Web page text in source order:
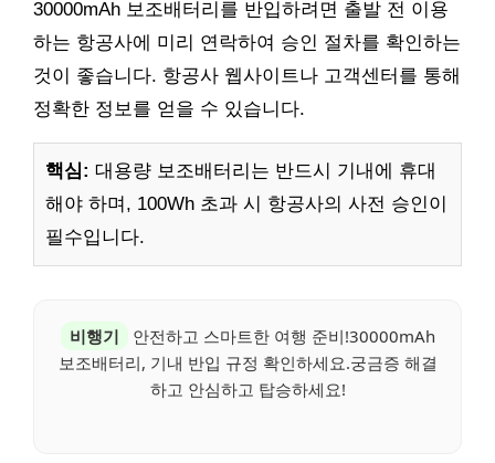
30000mAh 보조배터리를 반입하려면 출발 전 이용
하는 항공사에 미리 연락하여 승인 절차를 확인하는
것이 좋습니다. 항공사 웹사이트나 고객센터를 통해
정확한 정보를 얻을 수 있습니다.
핵심: 대용량 보조배터리는 반드시 기내에 휴대
해야 하며, 100Wh 초과 시 항공사의 사전 승인이
필수입니다.
비행기
안전하고 스마트한 여행 준비!30000mAh
보조배터리, 기내 반입 규정 확인하세요.궁금증 해결
하고 안심하고 탑승하세요!